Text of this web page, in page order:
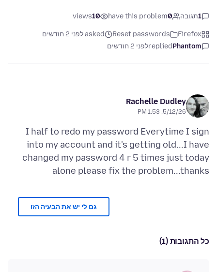
1תגובה 0
have this problem
10
views
Firefox
Reset passwords
asked לפני 2 חודשים
Phantom
repliedלפני 2 חודשים
Rachelle Dudley
5/12/26, 1:53 PM
I half to redo my password Everytime I sign
into my account and it's getting old...I have
changed my password 4 r 5 times just today
alone please fix the problem...thanks
גם לי יש את הבעיה הזו
כל התגובות (1)